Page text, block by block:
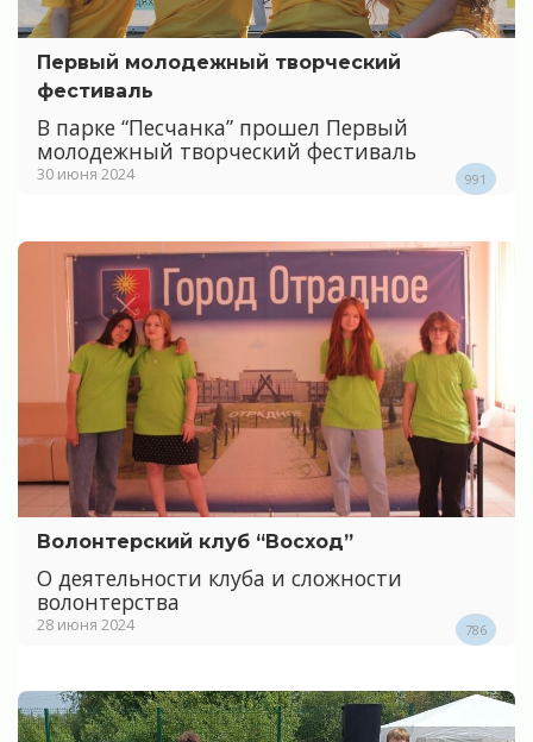
Первый молодежный творческий
фестиваль
В парке “Песчанка” прошел Первый
молодежный творческий фестиваль
30 июня 2024 991
Волонтерский клуб “Восход”
О деятельности клуба и сложности
волонтерства
28 июня 2024 786